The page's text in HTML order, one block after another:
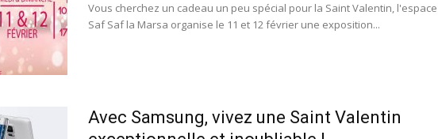
Vous cherchez un cadeau un peu spécial pour la Saint Valentin, l'espace
Saf Saf la Marsa organise le 11 et 12 février une exposition...
Avec Samsung, vivez une Saint Valentin